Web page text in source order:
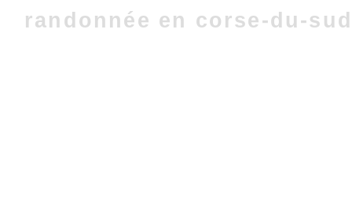
randonnée en corse-du-sud